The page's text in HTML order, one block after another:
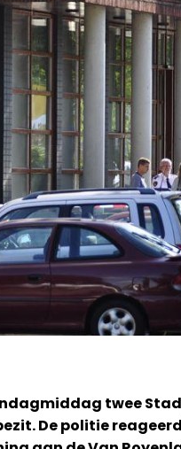
twee
De politie